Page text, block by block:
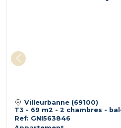
Villeurbanne (69100)
T3 - 69 m2 - 2 chambres -
Ref: GNI563846